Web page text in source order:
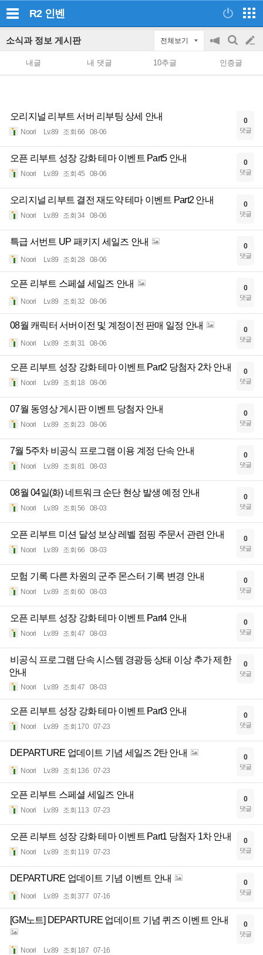
R2 인벤
소식과 정보 게시판 전체보기
공
on/off
검
색
글
쓰
내글 내 댓글 10추글 인증글
오리지널 리부트 서버 리부팅 상세 안내
Noori Lv.89 조회 66 08-06
0
댓글
오픈 리부트 성장 강화 테마 이벤트 Part5 안내
Noori Lv.89 조회 45 08-06
0
댓글
오리지널 리부트 결전 재도약 테마 이벤트 Part2 안내
Noori Lv.89 조회 34 08-06
0
댓글
특급 서번트 UP 패키지 세일즈 안내
Noori Lv.89 조회 28 08-06
0
댓글
오픈 리부트 스페셜 세일즈 안내
Noori Lv.89 조회 32 08-06
0
댓글
08월 캐릭터 서버이전 및 계정이전 판매 일정 안내
Noori Lv.89 조회 31 08-06
0
댓글
오픈 리부트 성장 강화 테마 이벤트 Part2 당첨자 2차 안내
Noori Lv.89 조회 18 08-06
0
댓글
07월 동영상 게시판 이벤트 당첨자 안내
Noori Lv.89 조회 23 08-06
0
댓글
7월 5주차 비공식 프로그램 이용 계정 단속 안내
Noori Lv.89 조회 81 08-03
0
댓글
08월 04일(화) 네트워크 순단 현상 발생 예정 안내
Noori Lv.89 조회 56 08-03
0
댓글
오픈 리부트 미션 달성 보상 레벨 점핑 주문서 관련 안내
Noori Lv.89 조회 66 08-03
0
댓글
모험 기록 다른 차원의 군주 몬스터 기록 변경 안내
Noori Lv.89 조회 60 08-03
0
댓글
오픈 리부트 성장 강화 테마 이벤트 Part4 안내
Noori Lv.89 조회 47 08-03
0
댓글
비공식 프로그램 단속 시스템 경광등 상태 이상 추가 제한
안내
Noori Lv.89 조회 47 08-03
0
댓글
오픈 리부트 성장 강화 테마 이벤트 Part3 안내
Noori Lv.89 조회 170 07-23
0
댓글
DEPARTURE 업데이트 기념 세일즈 2탄 안내
Noori Lv.89 조회 136 07-23
0
댓글
오픈 리부트 스페셜 세일즈 안내
Noori Lv.89 조회 113 07-23
0
댓글
오픈 리부트 성장 강화 테마 이벤트 Part1 당첨자 1차 안내
Noori Lv.89 조회 119 07-23
0
댓글
DEPARTURE 업데이트 기념 이벤트 안내
Noori Lv.89 조회 377 07-16
0
댓글
[GM노트] DEPARTURE 업데이트 기념 퀴즈 이벤트 안내
Noori Lv.89 조회 187 07-16
0
댓글